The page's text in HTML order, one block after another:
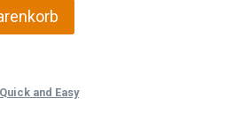
and Easy